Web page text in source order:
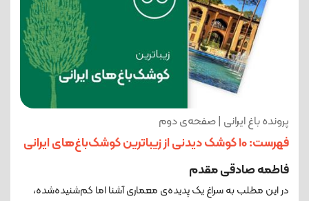
پرونده باغ ایرانی | صفحه‌ی دوم
فهرست: 10 کوشک دیدنی از زیبا‌ترین کوشک‌باغ‌های ایرانی
فاطمه صادقی مقدم
در این مطلب به سراغ یک پدیده‌ی معماری آشنا اما کم‌شنیده‌شده،